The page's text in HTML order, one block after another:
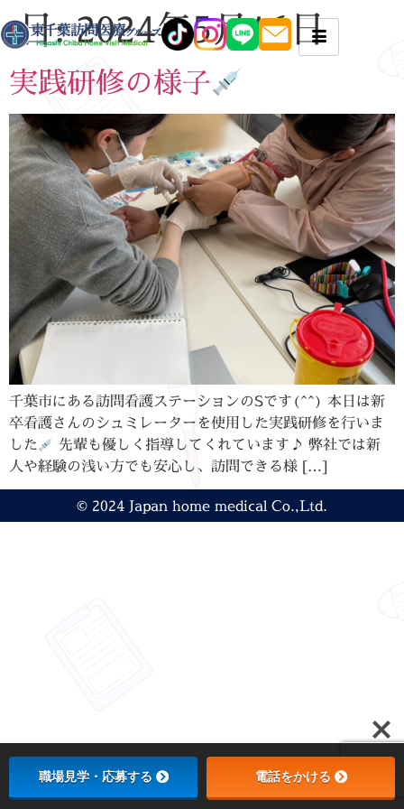
日:2024年5月16日
実践研修の様子
千葉市にある訪問看護ステーションのSです(^^) 本日は新
卒看護さんのシュミレーターを使用した実践研修を行いま
した
先輩も優しく指導してくれています♪ 弊社では新
人や経験の浅い方でも安心し、訪問できる様 […]
© 2024 Japan home medical Co.,Ltd.
職場見学・応募する 電話をかける